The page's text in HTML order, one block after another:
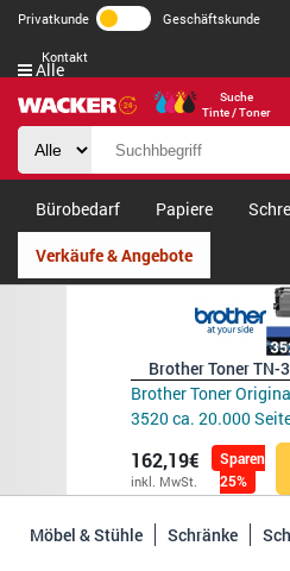
Privatkunde Geschäftskunde
Kontakt
Suche
Tinte / Toner
Alle
Bürobedarf Papiere
Verkäufe & Angebote
Brother Toner TN-
Brother Toner
3520 ca. 20.000
162,19€
inkl. MwSt.
Sparen
25%
Möbel & Stühle Schränke